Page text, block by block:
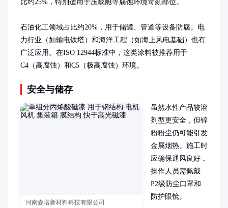
比约25%，特别适用于压载舱等腐蚀环境苛刻部位。
石油化工领域占比约20%，用于储罐、管道等设备防腐。电
力行业（如输电铁塔）和海洋工程（如海上风电基础）也有
广泛应用。在ISO 12944标准中，这类涂料被推荐用于
C4（高腐蚀）和C5（极高腐蚀）环境。
安全与储存
河南森塔新材料科技有限公司
虽然水性产品较溶
剂型更安全，但锌
粉粉尘仍可能引发
金属烟热。施工时
应确保通风良好，
操作人员需佩戴
P2级防尘口罩和
防护眼镜。